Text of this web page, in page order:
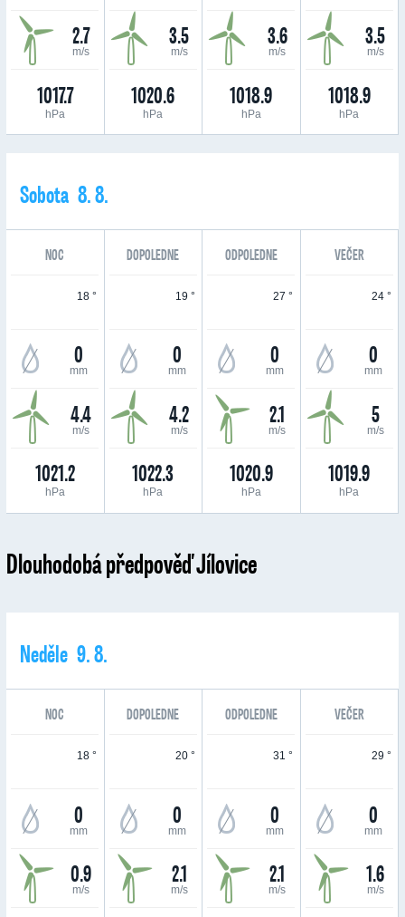
2.7
m/s
1017.7
hPa
3.5
m/s
1020.6
hPa
3.6
m/s
1018.9
hPa
3.5
m/s
1018.9
hPa
Sobota 8. 8.
NOC DOPOLEDNE ODPOLEDNE VEČER
18 °
0
mm
4.4
m/s
1021.2
hPa
19 °
0
mm
4.2
m/s
1022.3
hPa
27 °
0
mm
2.1
m/s
1020.9
hPa
24 °
0
mm
5
m/s
1019.9
hPa
Dlouhodobá předpověď Jílovice
Neděle 9. 8.
NOC DOPOLEDNE ODPOLEDNE VEČER
18 °
0
mm
0.9
m/s
20 °
0
mm
2.1
m/s
31 °
0
mm
2.1
m/s
29 °
0
mm
1.6
m/s